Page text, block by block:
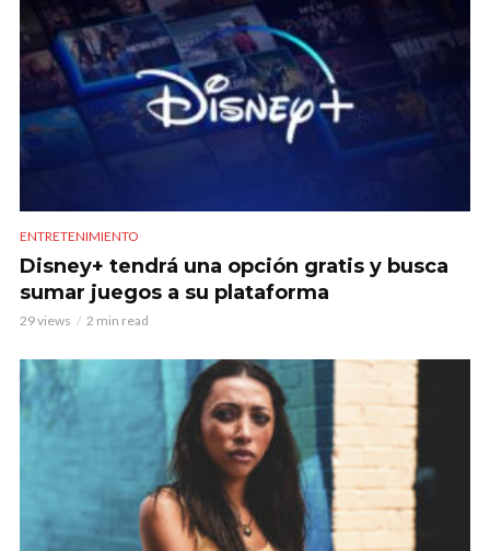
ENTRETENIMIENTO
Disney+ tendrá una opción gratis y busca
sumar juegos a su plataforma
29 views 2 min read